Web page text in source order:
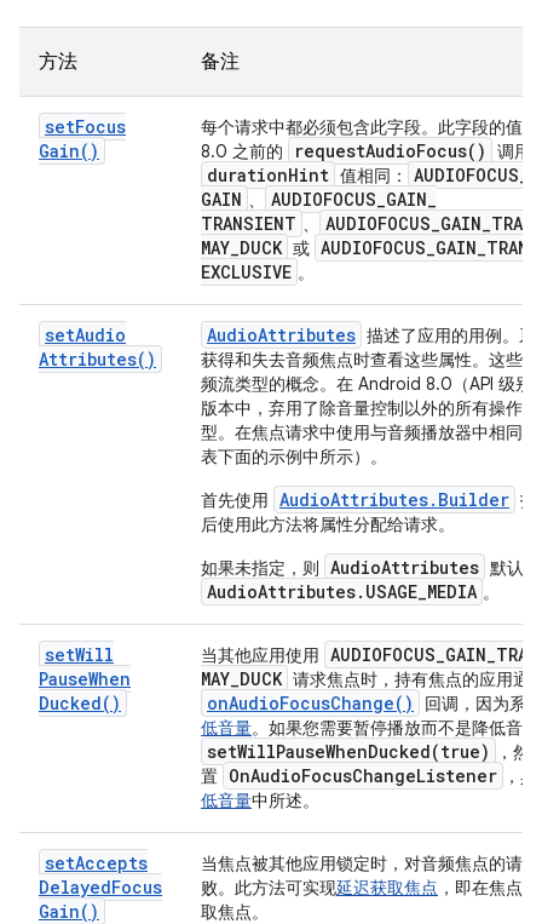
方法 备注
setFocus
Gain( )
每个请求中都必须包含此字段。此字段的值
8.0 之前的
requestAudioFocus( ) 调用
durationHint 值相同： AUDIOFOCUS_
GAIN 、 AUDIOFOCUS_GAIN_
TRANSIENT 、 AUDIOFOCUS_GAIN_
MAY_DUCK 或 AUDIOFOCUS_GAIN_
EXCLUSIVE 。
setAudio
Attributes( )
AudioAttributes 描述了应用的用例。系
获得和失去音频焦点时查看这些属性。这些
频流类型的概念。在 Android 8.0（API 级别
版本中，弃用了除音量控制以外的所有操作
型。在焦点请求中使用与音频播放器中相同
表下面的示例中所示）。
首先使用 AudioAttributes.Builder 指
后使用此方法将属性分配给请求。
如果未指定，则 AudioAttributes 默认为
AudioAttributes.USAGE_MEDIA 。
setWill
PauseWhen
Ducked( )
当其他应用使用 AUDIOFOCUS_GAIN_
MAY_DUCK 请求焦点时，持有焦点的应用通
onAudioFocusChange( )
回调，因为系
低音量。如果您需要暂停播放而不是降低音
setWillPauseWhenDucked(true)
，然
置 OnAudioFocusChangeListener
，
低音量中所述。
setAccepts
DelayedFocus
Gain( )
当焦点被其他应用锁定时，对音频焦点的请
败。此方法可实现延迟获取焦点 ，即在焦点
取焦点。